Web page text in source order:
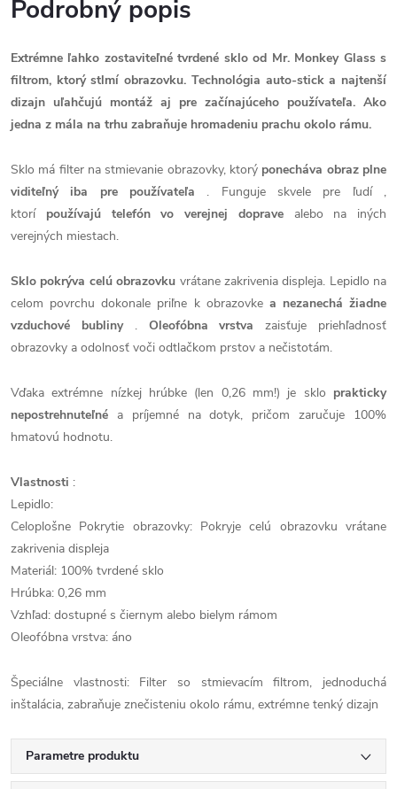
Podrobný popis
Extrémne ľahko zostaviteľné tvrdené sklo od Mr. Monkey Glass s
filtrom, ktorý stlmí obrazovku. Technológia auto-stick a najtenší
dizajn uľahčujú montáž aj pre začínajúceho používateľa. Ako
jedna z mála na trhu zabraňuje hromadeniu prachu okolo rámu.
Sklo má filter na stmievanie obrazovky, ktorý ponecháva obraz plne
viditeľný iba pre používateľa
.
Funguje skvele pre ľudí ,
ktorí
používajú telefón vo verejnej doprave
alebo na iných
verejných miestach.
Sklo pokrýva celú obrazovku vrátane zakrivenia displeja. Lepidlo na
celom povrchu dokonale priľne k obrazovke a nezanechá žiadne
vzduchové bubliny
. Oleofóbna vrstva
zaisťuje priehľadnosť
obrazovky a odolnosť voči odtlačkom prstov a nečistotám.
Vďaka extrémne nízkej hrúbke (len 0,26 mm!) je sklo prakticky
nepostrehnuteľné a príjemné na dotyk, pričom zaručuje 100%
hmatovú hodnotu.
Vlastnosti :
Lepidlo:
Celoplošne Pokrytie obrazovky: Pokryje celú obrazovku vrátane
zakrivenia displeja
Materiál: 100% tvrdené sklo
Hrúbka: 0,26 mm
Vzhľad: dostupné s čiernym alebo bielym rámom
Oleofóbna vrstva: áno
Špeciálne vlastnosti: Filter so stmievacím filtrom, jednoduchá
inštalácia, zabraňuje znečisteniu okolo rámu, extrémne tenký dizajn
Parametre produktu